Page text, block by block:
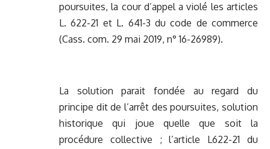
poursuites, la cour d’appel a violé les articles
L. 622-21 et L. 641-3 du code de commerce
(Cass. com. 29 mai 2019, n° 16-26989).
La solution parait fondée au regard du
principe dit de l’arrêt des poursuites, solution
historique qui joue quelle que soit la
procédure collective ; l’article L622-21 du